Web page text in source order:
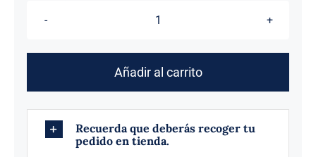
50
Añadir al carrito
Recuerda que deberás recoger tu
pedido en tienda.